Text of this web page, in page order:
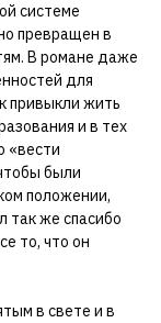
системе
превращен в
В романе даже
для
привыкли жить
и в тех
«вести
были
положении,
так же спасибо
то, что он
в свете и в